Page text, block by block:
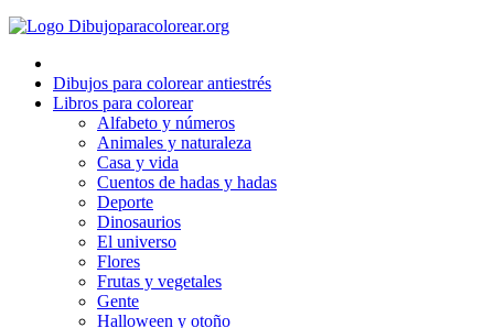
Dinosaurios
Flores
Frutas y vegetales
Halloween y otoño
Invierno y navidad
Música e instrumentos musicales
Dibujos para colorear antiestrés
Libros para colorear
Alfabeto y números
Animales y naturaleza
Casa y vida
Cuentos de hadas y hadas
Deporte
Dinosaurios
El universo
Flores
Frutas y vegetales
Gente
Halloween y otoño